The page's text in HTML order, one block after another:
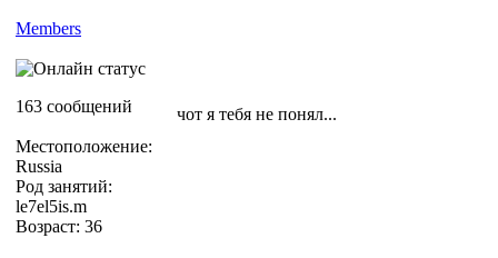
Members
163 сообщений
Местоположение:
Russia
Род занятий:
le7el5is.m
Возраст: 36
чот я тебя не понял...